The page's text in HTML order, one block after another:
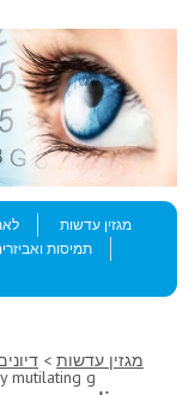
Menu
Skip to content
מגזין עדשות
תמיסות
מגזין עדשות >
mutilating g